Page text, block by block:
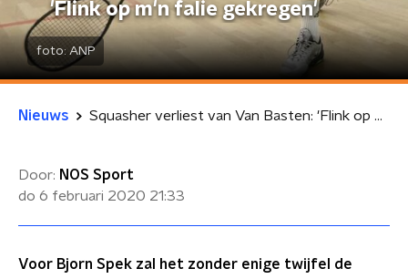
'Flink op m'n falie gekregen'
foto: ANP
Nieuws Squasher verliest van Van Basten: 'Flink op m'n falie gekregen'
Door: NOS Sport
do 6 februari 2020 21:33
Voor Bjorn Spek zal het zonder enige twijfel de